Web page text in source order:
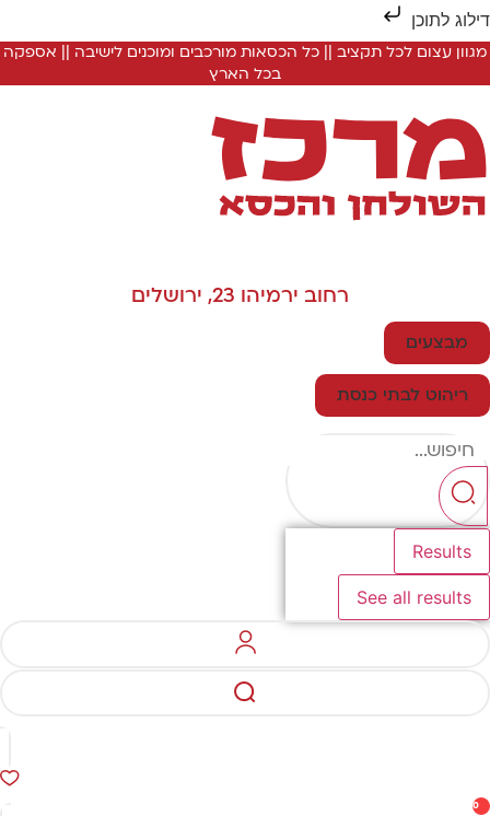
לתוכן
מגוון עצום לכל תקציב || כל הכסאות מורכבים ומוכנים לישיבה || אספקה
בכל הארץ
רחוב ירמיהו 23, ירושלים
מבצעים
ריהוט לבתי כנסת
Results
See all results
0